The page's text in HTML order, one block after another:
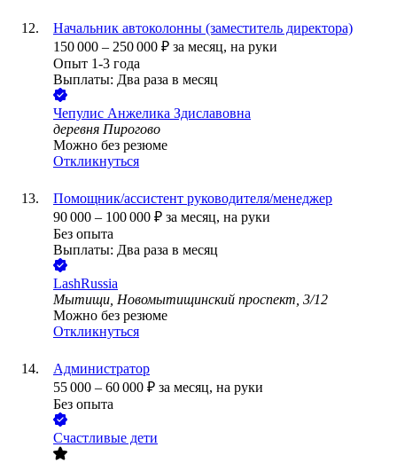
Начальник автоколонны (заместитель директора)
150 000 – 250 000 ₽ за месяц, на руки
Опыт 1-3 года
Выплаты: Два раза в месяц
Чепулис Анжелика Здиславовна
деревня Пирогово
Можно без резюме
Откликнуться
Помощник/ассистент руководителя/менеджер
90 000 – 100 000 ₽ за месяц, на руки
Без опыта
Выплаты: Два раза в месяц
LashRussia
Мытищи, Новомытищинский проспект, 3/12
Можно без резюме
Откликнуться
Администратор
55 000 – 60 000 ₽ за месяц, на руки
Без опыта
Счастливые дети